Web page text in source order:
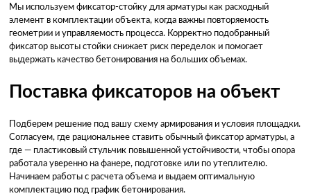
Мы используем фиксатор-стойку для арматуры как расходный
элемент в комплектации объекта, когда важны повторяемость
геометрии и управляемость процесса. Корректно подобранный
фиксатор высоты стойки снижает риск переделок и помогает
выдержать качество бетонирования на больших объемах.
Поставка фиксаторов на объект
Подберем решение под вашу схему армирования и условия площадки.
Согласуем, где рациональнее ставить обычный фиксатор арматуры, а
где — пластиковый стульчик повышенной устойчивости, чтобы опора
работала уверенно на фанере, подготовке или по утеплителю.
Начинаем работы с расчета объема и выдаем оптимальную
комплектацию под график бетонирования.